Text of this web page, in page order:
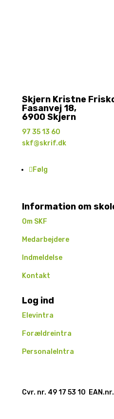
Skjern Kristne
Fasanvej 18,
6900 Skjern
97 35 13 60
skf@skrif.dk
Følg
Information om
Om SKF
Medarbejdere
Indmeldelse
Kontakt
Log ind
Elevintra
Forældreintra
PersonaleIntra
Cvr. nr. 49 17 53 10 EAN.nr.